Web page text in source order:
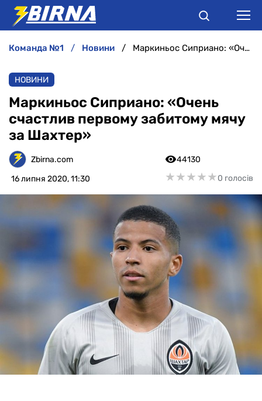
АНАЛІТИКА
ІНТЕРВ'Ю
РІЗНЕ
команда №1 новини Маркиньос Сиприано: «Очень счастлив первому забитому мячу за Шахтер»
НОВИНИ
Маркиньос Сиприано: «Очень
счастлив первому забитому мячу
за Шахтер»
Zbirna.com
16 липня 2020, 11:30
44130
★★★★★
★★★★★0 голосів